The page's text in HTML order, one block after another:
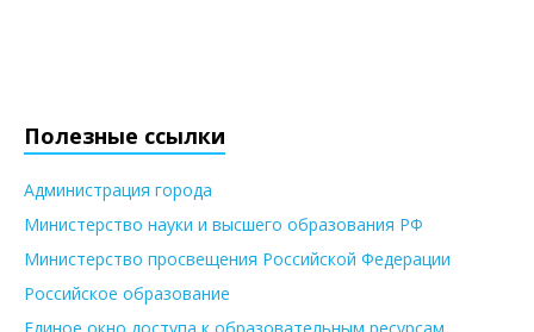
Полезные ссылки
Администрация города
Министерство науки и высшего образования РФ
Министерство просвещения Российской Федерации
Российское образование
Единое окно доступа к образовательным ресурсам